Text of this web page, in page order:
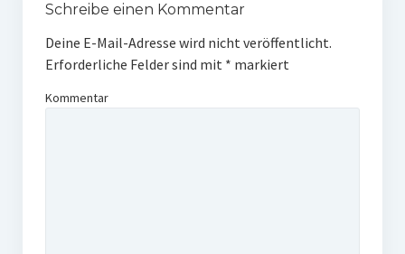
Schreibe einen Kommentar
Deine E-Mail-Adresse wird nicht veröffentlicht.
Erforderliche Felder sind mit * markiert
Kommentar